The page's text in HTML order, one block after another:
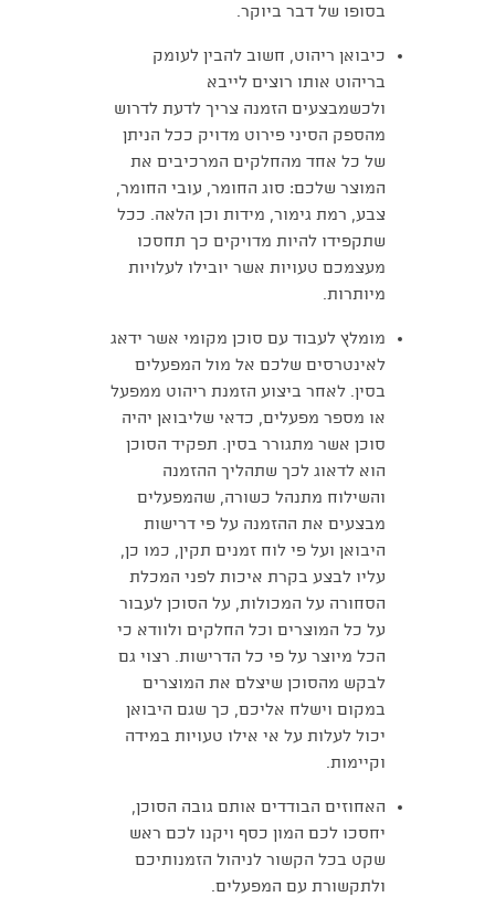
בסופו של דבר ביוקר.
כיבואן ריהוט, חשוב להבין לעומק
בריהוט אותו רוצים לייבא
ולכשמבצעים הזמנה צריך לדעת לדרוש
מהספק הסיני פירוט מדויק ככל הניתן
של כל אחד מהחלקים המרכיבים את
המוצר שלכם: סוג החומר, עובי החומר,
צבע, רמת גימור, מידות וכן הלאה. ככל
שתקפידו להיות מדויקים כך תחסכו
מעצמכם טעויות אשר יובילו לעלויות
מיותרות.
מומלץ לעבוד עם סוכן מקומי אשר ידאג
לאינטרסים שלכם אל מול המפעלים
בסין. לאחר ביצוע הזמנת ריהוט ממפעל
או מספר מפעלים, כדאי שליבואן יהיה
סוכן אשר מתגורר בסין. תפקיד הסוכן
הוא לדאוג לכך שתהליך ההזמנה
והשילוח מתנהל כשורה, שהמפעלים
מבצעים את ההזמנה על פי דרישות
היבואן ועל פי לוח זמנים תקין, כמו כן,
עליו לבצע בקרת איכות לפני המכלת
הסחורה על המכולות, על הסוכן לעבור
על כל המוצרים וכל החלקים ולוודא כי
הכל מיוצר על פי כל הדרישות. רצוי גם
לבקש מהסוכן שיצלם את המוצרים
במקום וישלח אליכם, כך שגם היבואן
יכול לעלות על אי אילו טעויות במידה
וקיימות.
האחוזים הבודדים אותם גובה הסוכן,
יחסכו לכם המון כסף ויקנו לכם ראש
שקט בכל הקשור לניהול הזמנותיכם
ולתקשורת עם המפעלים.